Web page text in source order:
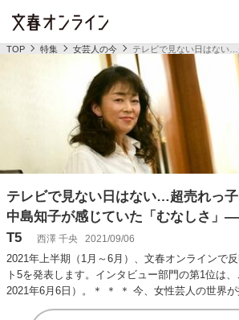
TOP 特集 女芸人の今 テレビで見ない日はない
テレビで見ない日はない…超売れっ子
中島知子が感じていた「むなしさ」
T5
西澤 千央 2021/09/06
2021年上半期（1月～6月）、文春オンラインで
ト5を発表します。インタビュー部門の第1位は
2021年6月6日）。＊ ＊ ＊ 今、女性芸人の世界